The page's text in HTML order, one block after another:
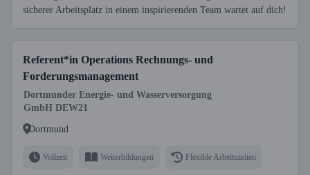
sicherer Arbeitsplatz in einem inspirierenden Team wartet auf dich!
Referent*in Operations Rechnungs- und
Forderungsmanagement
Dortmunder Energie- und Wasserversorgung
GmbH DEW21
Dortmund
Vollzeit Weiterbildungen Flexible Arbeitszeiten